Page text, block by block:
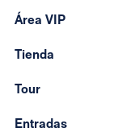
Área VIP
Tienda
Tour
Entradas